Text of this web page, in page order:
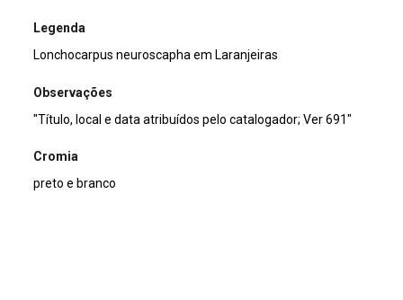
Legenda
Lonchocarpus neuroscapha em Laranjeiras
Observações
"Título, local e data atribuídos pelo catalogador; Ver 691"
Cromia
preto e branco